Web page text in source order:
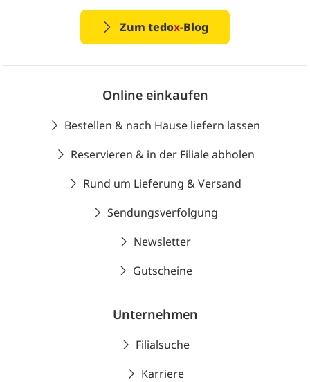
Zum tedox-Blog
Online einkaufen
Bestellen & nach Hause liefern lassen
Reservieren & in der Filiale abholen
Rund um Lieferung & Versand
Sendungsverfolgung
Newsletter
Gutscheine
Unternehmen
Filialsuche
Karriere